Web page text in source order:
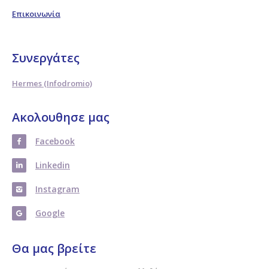
Επικοινωνία
Συνεργάτες
Hermes (Infodromio)
Ακολουθησε μας
Facebook
Linkedin
Instagram
Google
Θα μας βρείτε